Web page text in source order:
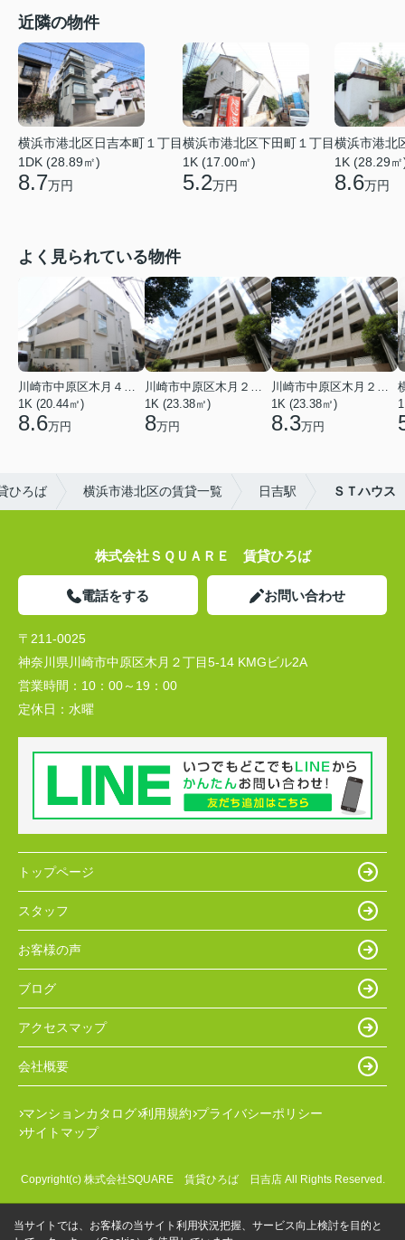
近隣の物件
横浜市港北区日吉本町１丁目
1DK (28.89㎡)
8.7万円
横浜市港北区下田町１丁目
1K (17.00㎡)
5.2万円
横浜市港北
1K (28.29
8.6万円
よく見られている物件
川崎市中原区木月４丁目
1K (20.44㎡)
8.6万円
川崎市中原区木月２丁目
1K (23.38㎡)
8万円
川崎市中原区木月２丁目
1K (23.38㎡)
8.3万円
ひろば 横浜市港北区の賃貸一覧 日吉駅 ＳＴハウス
株式会社ＳＱＵＡＲＥ 賃貸ひろば
電話をする お問い合わせ
〒211-0025
神奈川県川崎市中原区木月２丁目5-14 KMGビル2A
営業時間： 10：00～19：00
定休日： 水曜
トップページ
スタッフ
お客様の声
ブログ
アクセスマップ
会社概要
マンションカタログ 利用規約 プライバシーポリシー
サイトマップ
Copyright(c) 株式会社SQUARE 賃貸ひろば 日吉店 All Rights Reserved.
当サイトでは、お客様の当サイト利用状況把握、サービス向上検討を目的と